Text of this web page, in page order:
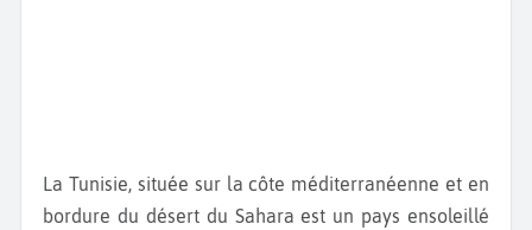
La Tunisie, située sur la côte méditerranéenne et en
bordure du désert du Sahara est un pays ensoleillé